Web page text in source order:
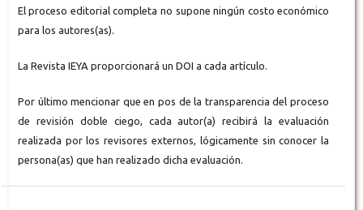
El proceso editorial completa no supone ningún costo económico
para los autores(as).
La Revista IEYA proporcionará un DOI a cada artículo.
Por último mencionar que en pos de la transparencia del proceso
de revisión doble ciego, cada autor(a) recibirá la evaluación
realizada por los revisores externos, lógicamente sin conocer la
persona(as) que han realizado dicha evaluación.